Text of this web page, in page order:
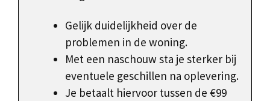
Gelijk duidelijkheid over de
problemen in de woning.
Met een naschouw sta je sterker bij
eventuele geschillen na oplevering.
Je betaalt hiervoor tussen de €99